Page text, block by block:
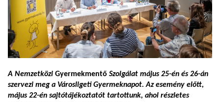
A Nemzetközi Gyermekmentő Szolgálat május 25-én és 26-án
szervezi meg a Városligeti Gyermeknapot. Az esemény előtt,
május 22-én sajtótájékoztatót tartottunk, ahol részletes